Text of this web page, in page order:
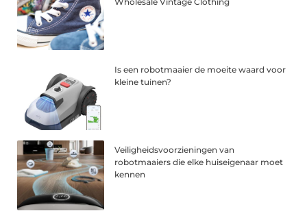
Is een robotmaaier de moeite waard voor
kleine tuinen?
Veiligheidsvoorzieningen van
robotmaaiers die elke huiseigenaar moet
kennen